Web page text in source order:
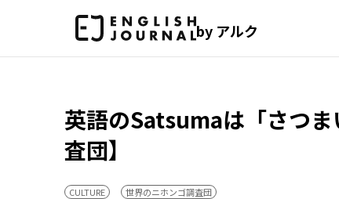
by アルク
英語のSatsumaは「さつ
査団】
CULTURE 世界のニホンゴ調査団